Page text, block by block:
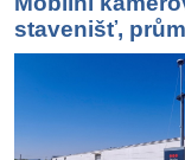
stavenišť,